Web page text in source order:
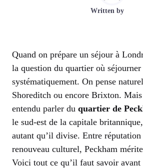
Written by
Quand on prépare un séjour à
la question du quartier où
systématiquement. On pense
Shoreditch ou encore Brixton.
entendu parler du quartier de
le sud-est de la capitale
autant qu’il divise. Entre
renouveau culturel, Peckham
Voici tout ce qu’il faut savoir avant